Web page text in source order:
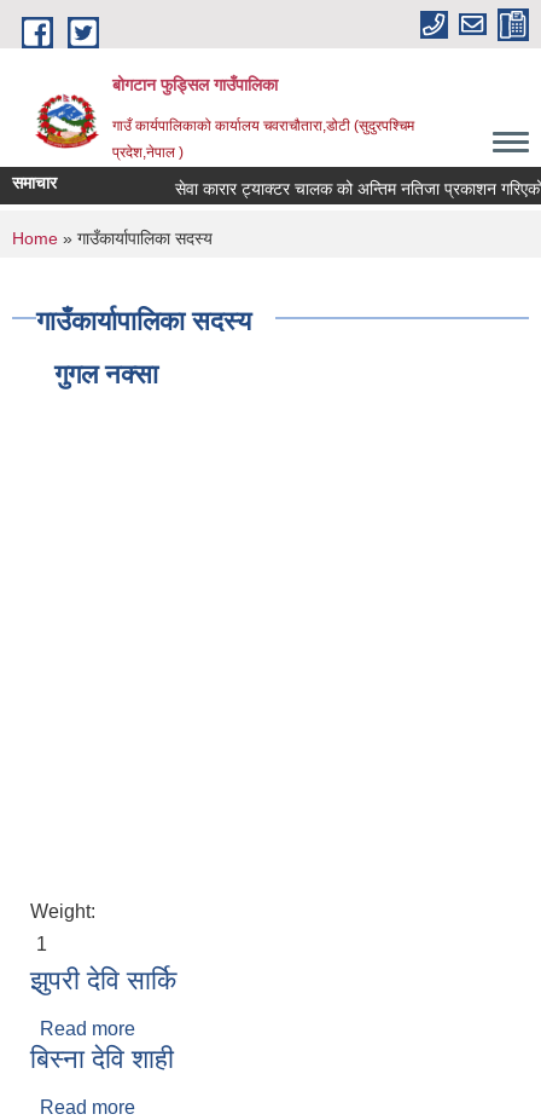
Skip to main content
बोगटान फुड्सिल गाउँपालिका
गाउँ कार्यपालिकाको कार्यालय चवराचौतारा,डोटी (सुदुरपश्चिम
प्रदेश,नेपाल )
समाचार सेवा कारार ट्याक्टर चालक को अन्तिम नतिजा प्रकाशन गरिएको
You are here
Home » गाउँकार्यापालिका सदस्य
गाउँकार्यापालिका सदस्य
गुगल नक्सा
Weight:
1
झुपरी देवि सार्कि
Read more
बिस्ना देवि शाही
Read more